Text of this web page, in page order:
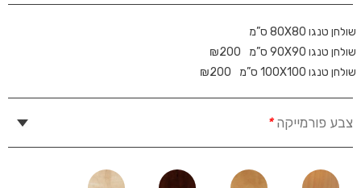
שולחן טנגו 80X80 ס”מ
שולחן טנגו 90X90 ס”מ
₪200
שולחן טנגו 100X100 ס”מ
₪200
צבע פורמייקה*